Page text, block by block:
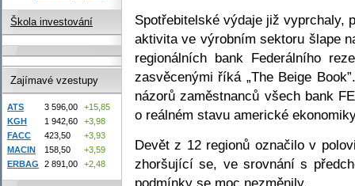
Spotřebitelské výdaje již vyprchaly,
aktivita ve výrobním sektoru šlape
regionálních bank Federálního
zasvěcenými říká „The Beige
názorů zaměstnanců všech bank
o reálném stavu americké
Devět z 12 regionů označilo v
zhoršující se, ve srovnání s
Škola investování
Zajímavé vzestupy
ATS 3 596,00
+15,85
KGH
1 942,60
+3,98
FACC
423,50
+3,93
MACIN
158,50
+3,59
ERBAG
2 891,00 +2,48